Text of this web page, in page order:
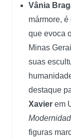
Vânia
mármore,
que evoca
Minas
suas
destaque
Xavier em
figuras